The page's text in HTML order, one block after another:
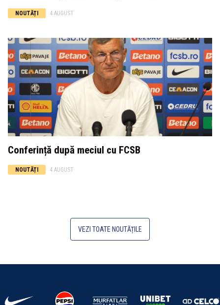
NOUTĂȚI 4 AUGUST
Conferință după meciul cu FCSB
NOUTĂȚI 4 AUGUST
VEZI TOATE NOUTĂȚILE